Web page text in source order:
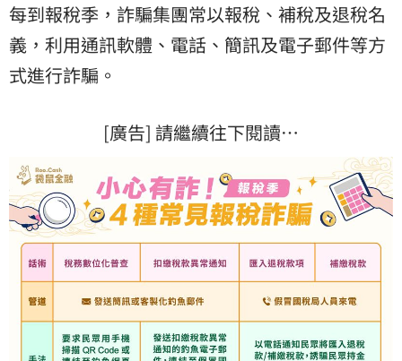
每到報稅季，詐騙集團常以報稅、補稅及退稅名
義，利用通訊軟體、電話、簡訊及電子郵件等方
式進行詐騙。
[廣告] 請繼續往下閱讀…